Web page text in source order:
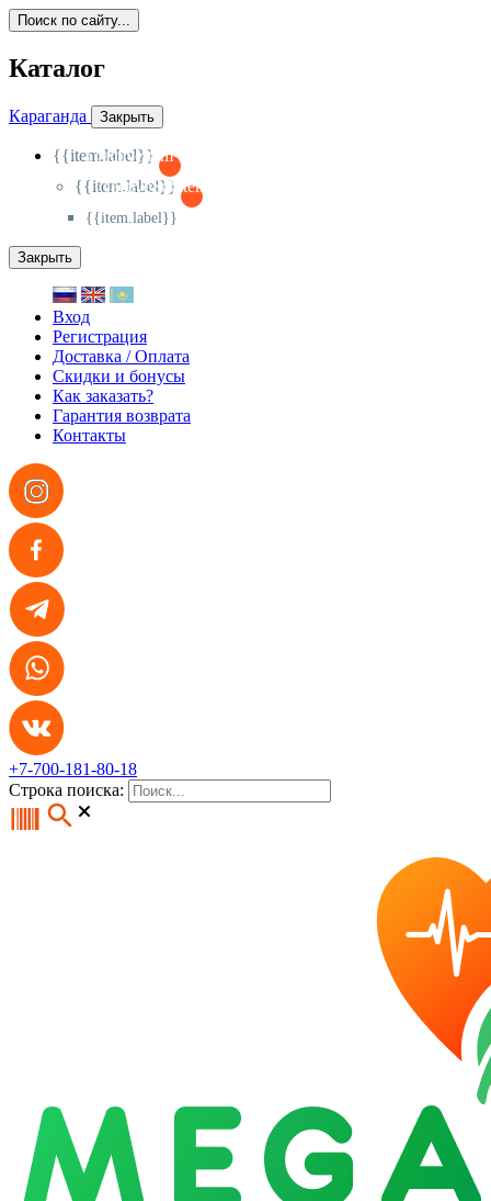
Поиск по сайту...
Каталог
Караганда Закрыть
{{item.label}}
{{activeItem==item.id?'-
{{item.label}}
{{activeSubitem==item.id?'-
{{item.label}}
Закрыть
Вход
Регистрация
Доставка / Оплата
Скидки и бонусы
Как заказать?
Гарантия возврата
Контакты
+7-700-181-80-18
Строка поиска: